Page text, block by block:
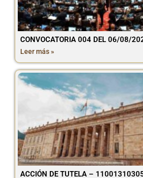
CONVOCATORIA 004 DEL 06/08/
Leer más »
ACCIÓN DE TUTELA –